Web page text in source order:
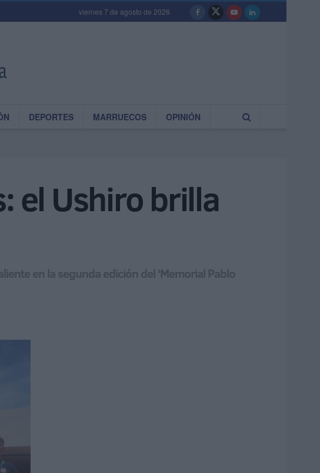
viernes 7 de agosto de 2026
DEPORTES MARRUECOS OPINIÓN
el Ushiro brilla
en la segunda edición del 'Memorial Pablo